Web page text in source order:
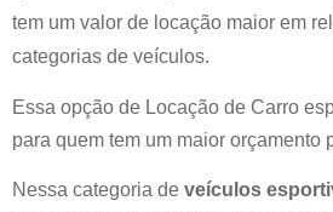
tem um valor de locação maior em
categorias de veículos.
Essa opção de Locação de Carro
para quem tem um maior orçamento
Nessa categoria de veículos